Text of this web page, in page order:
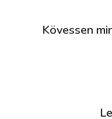
Kövessen